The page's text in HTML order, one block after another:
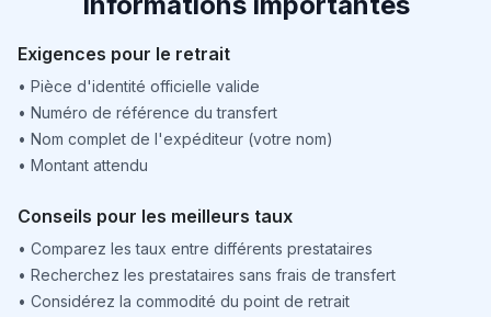
Exigences pour le retrait
• Pièce d'identité officielle valide
• Numéro de référence du transfert
• Nom complet de l'expéditeur (votre nom)
• Montant attendu
Conseils pour les meilleurs taux
• Comparez les taux entre différents prestataires
• Recherchez les prestataires sans frais de transfert
• Considérez la commodité du point de retrait